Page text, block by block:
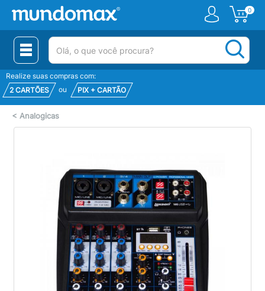
0
(pesquisar)
Realize suas compras com:
2 CARTÕES
ou PIX + CARTÃO
< Analogicas